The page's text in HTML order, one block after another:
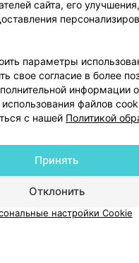
до 21:00
Добавить компанию
Добавить специалиста
сайта, его
параметры
свое согласие в более
информации
файлов
с нашей Политикой
Отклонить
Принять
настройки Cookie